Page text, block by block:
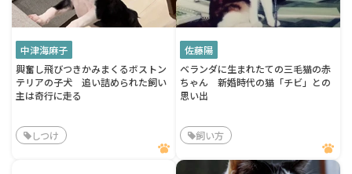
中津海麻子
興奮し飛びつきかみまくるボストン
テリアの子犬 追い詰められた飼い
主は奇行に走る
しつけ
佐藤陽
ベランダに生まれたての三毛猫の赤
ちゃん 新婚時代の猫「チビ」との
思い出
飼い方